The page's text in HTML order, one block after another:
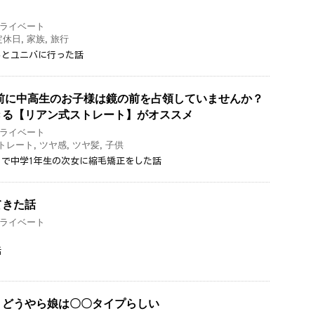
イベート
休日 , 家族, 旅行
ユニバに行った話
に中高生のお子様は鏡の前を占領していませんか？
【リアン式ストレート】がオススメ
イベート
レート , ツヤ感, ツヤ髪, 子供
で中学1年生の次女に縮毛矯正をした話
た話
イベート
うやら娘は〇〇タイプらしい